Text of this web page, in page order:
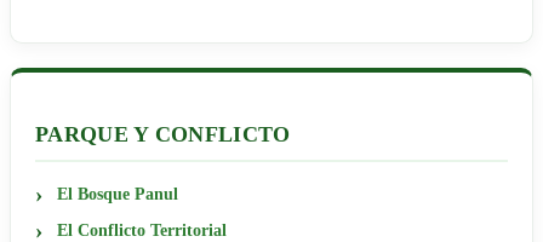
PARQUE Y CONFLICTO
El Bosque Panul
El Conflicto Territorial